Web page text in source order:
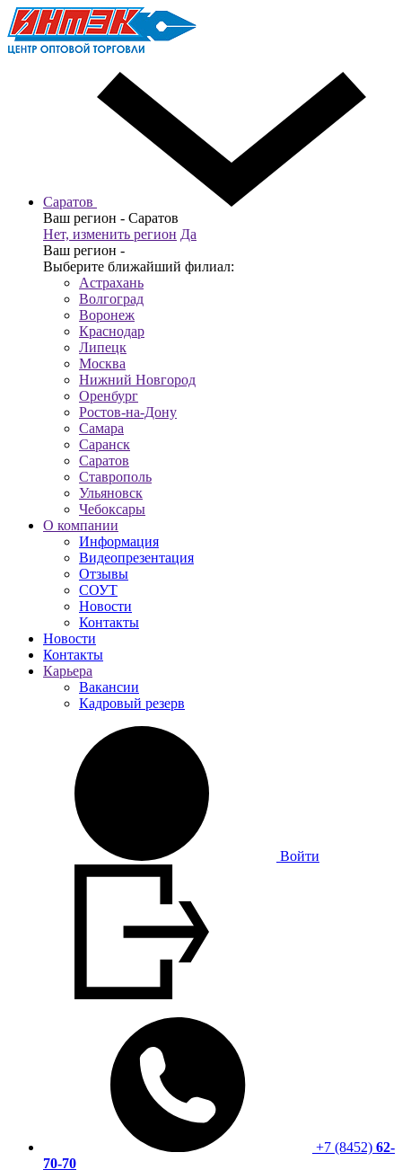
Саратов
Ваш регион - Саратов
Нет, изменить регион Да
Ваш регион -
Выберите ближайший филиал:
Астрахань
Волгоград
Воронеж
Краснодар
Липецк
Москва
Нижний Новгород
Оренбург
Ростов-на-Дону
Самара
Саранск
Саратов
Ставрополь
Ульяновск
Чебоксары
О компании
Информация
Видеопрезентация
Отзывы
СОУТ
Новости
Контакты
Новости
Контакты
Карьера
Вакансии
Кадровый резерв
Войти
+7 (8452) 62-
70-70